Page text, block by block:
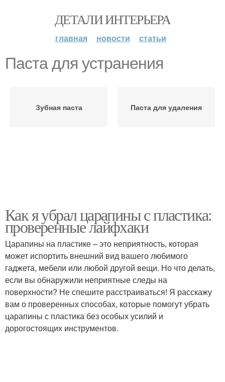
ДЕТАЛИ ИНТЕРЬЕРА
главная новости статьи
Паста для устранения
Зубная паста Паста для удаления
Как я убрал царапины с пластика:
проверенные лайфхаки
Царапины на пластике – это неприятность, которая
может испортить внешний вид вашего любимого
гаджета, мебели или любой другой вещи. Но что делать,
если вы обнаружили неприятные следы на
поверхности? Не спешите расстраиваться! Я расскажу
вам о проверенных способах, которые помогут убрать
царапины с пластика без особых усилий и
дорогостоящих инструментов.